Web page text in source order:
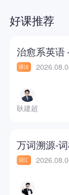
好课推荐
治愈系英
语法
耿建超
万词溯源-
词汇